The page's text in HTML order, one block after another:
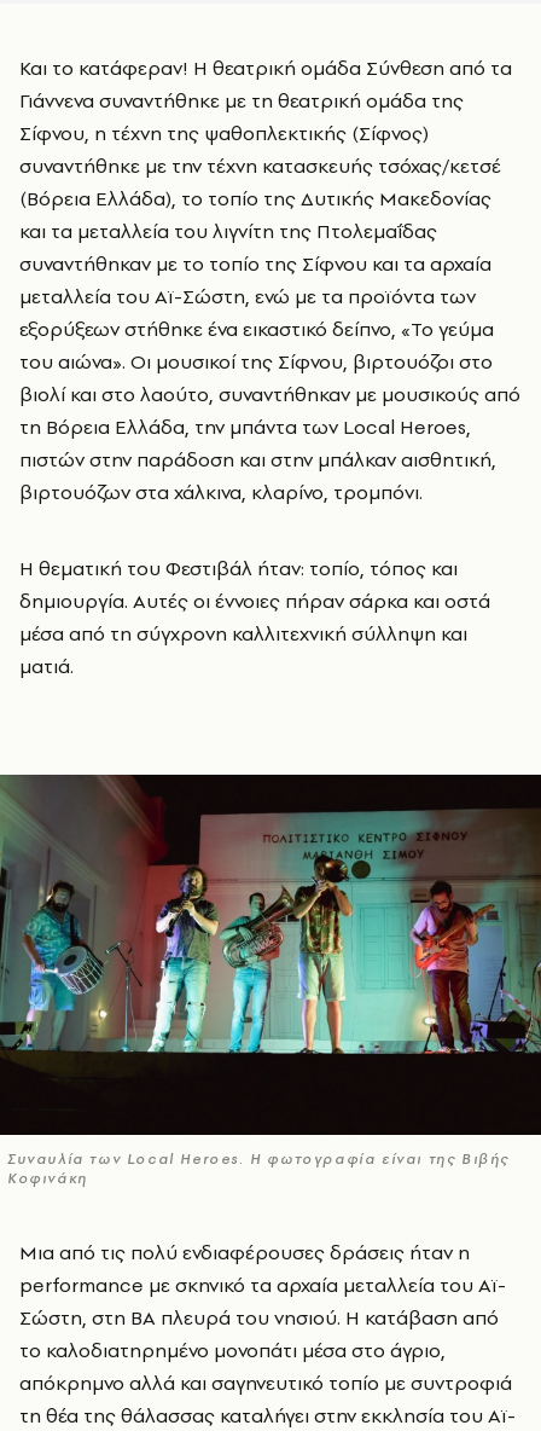
Και το κατάφεραν! Η θεατρική ομάδα Σύνθεση από τα
Γιάννενα συναντήθηκε με τη θεατρική ομάδα της
Σίφνου, η τέχνη της ψαθοπλεκτικής (Σίφνος)
συναντήθηκε με την τέχνη κατασκευής τσόχας/κετσέ
(Βόρεια Ελλάδα), το τοπίο της Δυτικής Μακεδονίας
και τα μεταλλεία του λιγνίτη της Πτολεμαΐδας
συναντήθηκαν με το τοπίο της Σίφνου και τα αρχαία
μεταλλεία του Aϊ-Σώστη, ενώ με τα προϊόντα των
εξορύξεων στήθηκε ένα εικαστικό δείπνο, «Το γεύμα
του αιώνα». Οι μουσικοί της Σίφνου, βιρτουόζοι στο
βιολί και στο λαούτο, συναντήθηκαν με μουσικούς από
τη Βόρεια Ελλάδα, την μπάντα των Local Heroes,
πιστών στην παράδοση και στην μπάλκαν αισθητική,
βιρτουόζων στα χάλκινα, κλαρίνο, τρομπόνι.
Η θεματική του Φεστιβάλ ήταν: τοπίο, τόπος και
δημιουργία. Αυτές οι έννοιες πήραν σάρκα και οστά
μέσα από τη σύγχρονη καλλιτεχνική σύλληψη και
ματιά.
Συναυλία των Local Heroes. H φωτογραφία είναι της Βιβής
Κοφινάκη
Μια από τις πολύ ενδιαφέρουσες δράσεις ήταν η
performance με σκηνικό τα αρχαία μεταλλεία του Αϊ-
Σώστη, στη ΒΑ πλευρά του νησιού. Η κατάβαση από
το καλοδιατηρημένο μονοπάτι μέσα στο άγριο,
απόκρημνο αλλά και σαγηνευτικό τοπίο με συντροφιά
τη θέα της θάλασσας καταλήγει στην εκκλησία του Αϊ-